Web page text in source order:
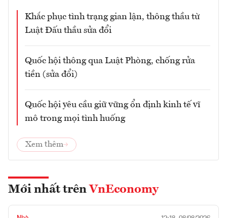
Khắc phục tình trạng gian lận, thông thầu từ
Luật Đấu thầu sửa đổi
Quốc hội thông qua Luật Phòng, chống rửa
tiền (sửa đổi)
Quốc hội yêu cầu giữ vững ổn định kinh tế vĩ
mô trong mọi tình huống
Xem thêm
Mới nhất trên VnEconomy